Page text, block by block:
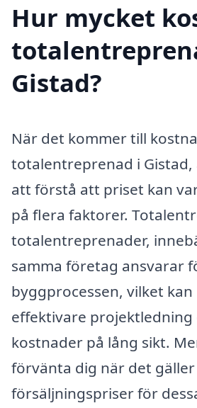
Hur mycket
Gistad?
När det kommer till
totalentreprenad i
att förstå att priset kan
på flera faktorer.
totalentreprenader,
samma företag ansvarar
byggprocessen, vilket kan
effektivare projektledning
kostnader på lång sikt.
förvänta dig när det gäller
försäljningspriser för